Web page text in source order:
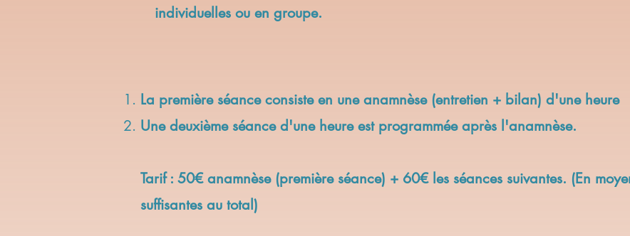
individuelles ou en groupe.
La première séance consiste en une anamnèse (entretien + bilan) d'une heure
Une deuxième séance d'une heure est programmée après l'anamnèse.
​Tarif : 50€ anamnèse (première séance) + 60€ les séances suivantes. (En
suffisantes au total)